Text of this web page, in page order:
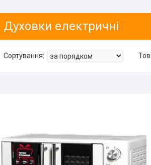
Духовки електричні